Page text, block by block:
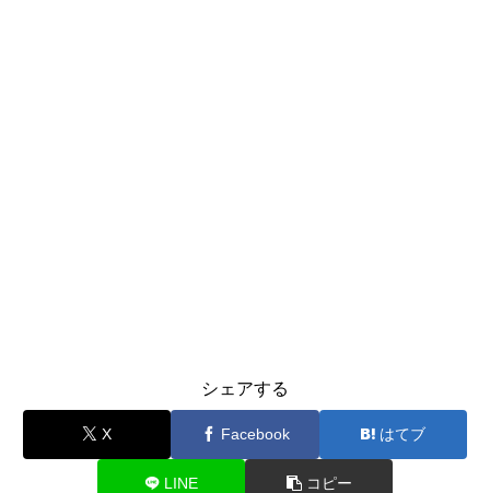
シェアする
X Facebook はてブ
LINE コピー